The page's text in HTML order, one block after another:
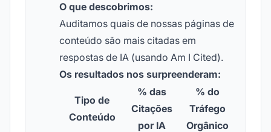
O que descobrimos:
Auditamos quais de nossas páginas de
conteúdo são mais citadas em
respostas de IA (usando Am I Cited).
Os resultados nos surpreenderam:
Tipo de
Conteúdo
% das
Citações
por IA
% do
Tráfego
Orgânico